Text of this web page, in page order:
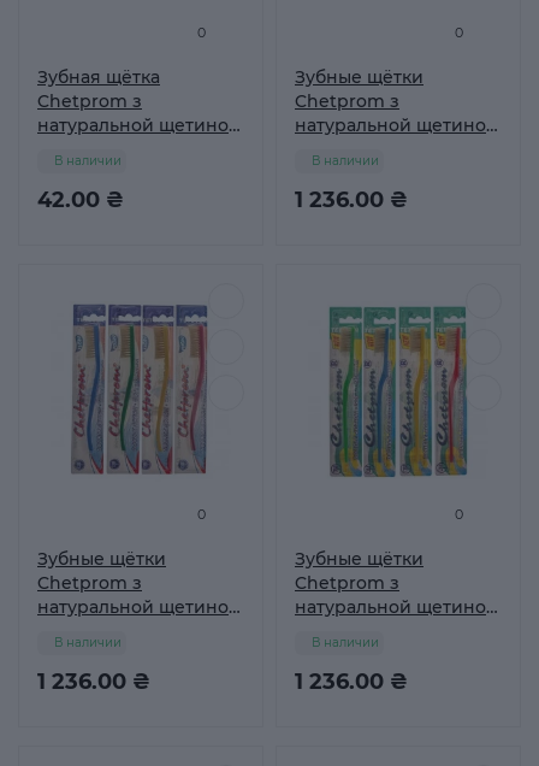
0
Зубная щётка
Chetprom з
натуральной щетиной
42.00 ₴
В наличии
0
Зубные щётки
Chetprom з
натуральной щетиной
1 236.00 ₴
В наличии
0
Зубные щётки
Chetprom з
натуральной щетиной
1 236.00 ₴
В наличии
0
Зубные щётки
Chetprom з
натуральной щетиной
1 236.00 ₴
В наличии